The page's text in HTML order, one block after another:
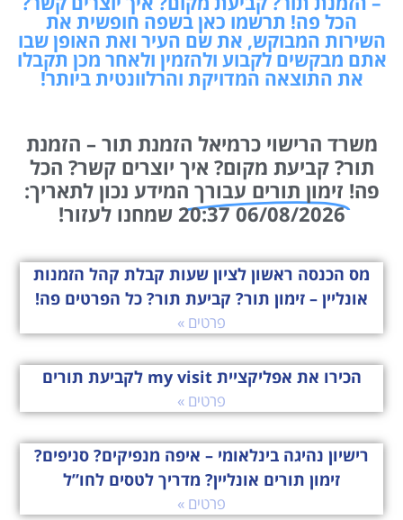
הכל פה! תרשמו כאן בשפה חופשית את
השירות המבוקש, את שם העיר ואת האופן שבו
אתם מבקשים לקבוע ולהזמין ולאחר מכן תקבלו
את התוצאה המדויקת והרלוונטית ביותר!
משרד הרישוי כרמיאל הזמנת תור – הזמנת
תור? קביעת מקום? איך יוצרים קשר? הכל
פה! זימון תורים עבורך המידע נכון לתאריך:
06/08/2026 20:37 שמחנו לעזור!
מס הכנסה ראשון לציון שעות קבלת קהל הזמנות
אונליין – זימון תור? קביעת תור? כל הפרטים פה!
פרטים »
הכירו את אפליקציית my visit לקביעת תורים
פרטים »
רישיון נהיגה בינלאומי – איפה מנפיקים? סניפים?
זימון תורים אונליין? מדריך לטסים לחו”ל
פרטים »